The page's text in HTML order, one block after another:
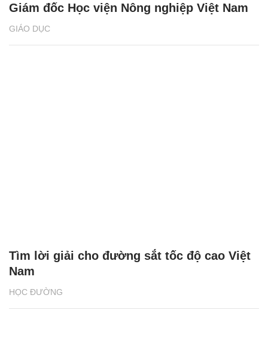
GIÁO DỤC
Giám đốc Học viện Nông nghiệp Việt Nam
HỌC ĐƯỜNG
Tìm lời giải cho đường sắt tốc độ cao Việt
Nam